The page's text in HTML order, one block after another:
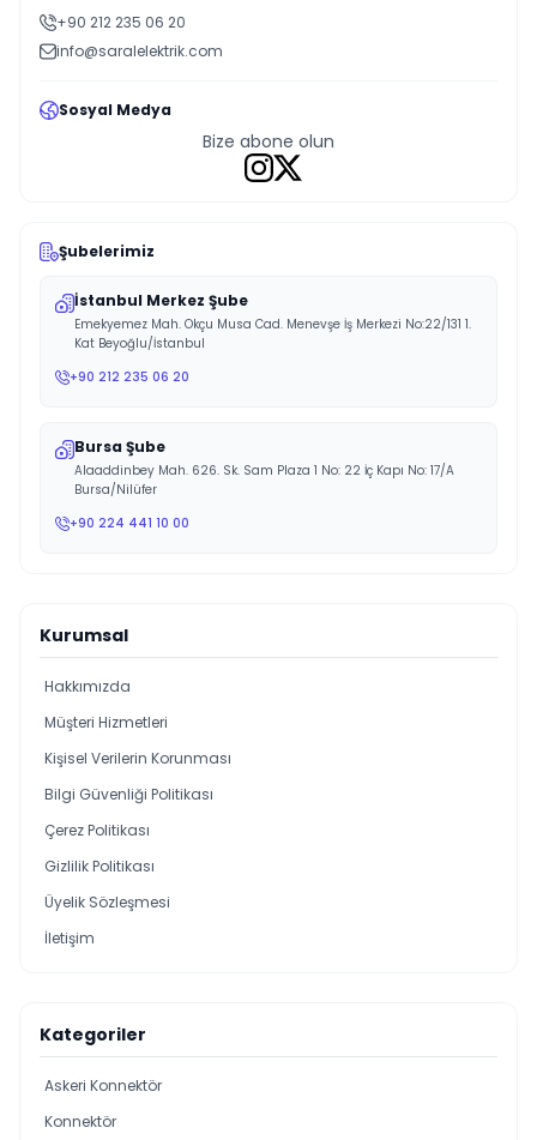
+90 212 235 06 20
info@saralelektrik.com
Sosyal Medya
Bize abone olun
Şubelerimiz
İstanbul Merkez Şube
Emekyemez Mah. Okçu Musa Cad. Menevşe İş Merkezi No:22/131 1.
Kat Beyoğlu/İstanbul
+90 212 235 06 20
Bursa Şube
Alaaddinbey Mah. 626. Sk. Sam Plaza 1 No: 22 İç Kapı No: 17/A
Bursa/Nilüfer
+90 224 441 10 00
Kurumsal
Hakkımızda
Müşteri Hizmetleri
Kişisel Verilerin Korunması
Bilgi Güvenliği Politikası
Çerez Politikası
Gizlilik Politikası
Üyelik Sözleşmesi
İletişim
Kategoriler
Askeri Konnektör
Konnektör